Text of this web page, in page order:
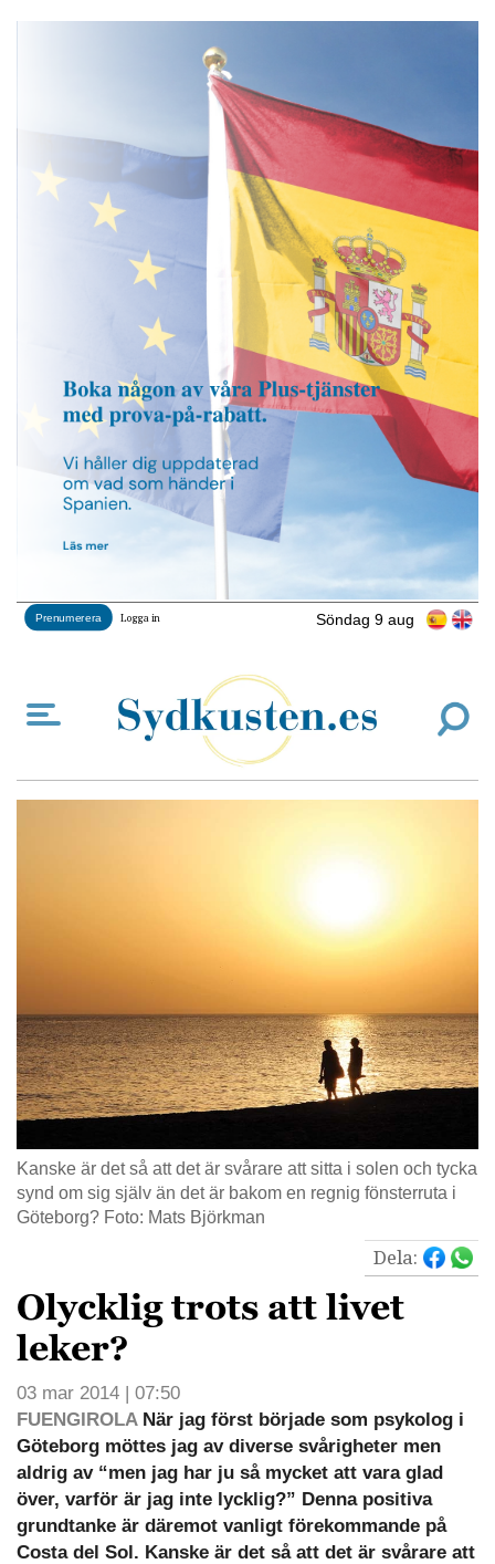
Söndag 9 aug
Prenumerera Logga in
Kanske är det så att det är svårare att sitta i solen och tycka
synd om sig själv än det är bakom en regnig fönsterruta i
Göteborg? Foto: Mats Björkman
Dela:
Olycklig trots att livet
leker?
03 mar 2014 | 07:50
FUENGIROLANär jag först började som psykolog i
Göteborg möttes jag av diverse svårigheter men
aldrig av “men jag har ju så mycket att vara glad
över, varför är jag inte lycklig?” Denna positiva
grundtanke är däremot vanligt förekommande på
Costa del Sol. Kanske är det så att det är svårare att